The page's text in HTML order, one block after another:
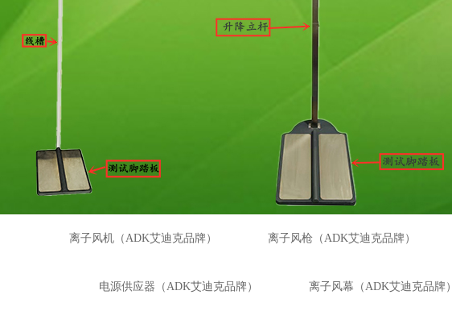
离子风机（ADK艾迪克品牌） 离子风枪（ADK艾迪克品牌）
电源供应器（ADK艾迪克品牌） 离子风幕（ADK艾迪克品牌）